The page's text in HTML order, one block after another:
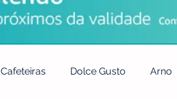
Cafeteiras Dolce Gusto Arno